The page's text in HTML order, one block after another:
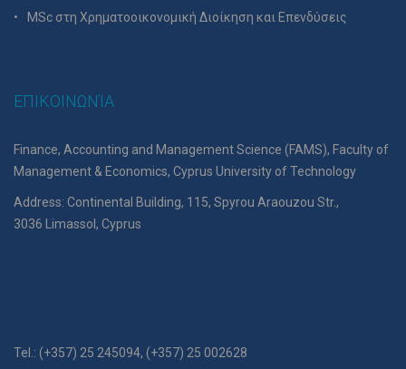
MSc στη Χρηματοοικονομική Διοίκηση και Επενδύσεις
ΕΠΙΚΟΙΝΩΝΊΑ
Finance, Accounting and Management Science (FAMS), Faculty of
Management & Economics, Cyprus University of Technology
Address: Continental Building, 115, Spyrou Araouzou Str.,
3036 Limassol, Cyprus
Tel.: (+357) 25 245094, (+357) 25 002628